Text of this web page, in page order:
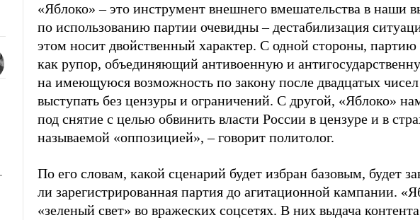
«Яблоко» – это инструмент внешнего вмешательства в наши
по использованию партии очевидны – дестабилизация
этом носит двойственный характер. С одной стороны, партию
как рупор, объединяющий антивоенную и
на имеющуюся возможность по закону после двадцатых
выступать без цензуры и ограничений. С другой, «Яблоко»
под снятие с целью обвинить власти России в цензуре и в
называемой «оппозицией», – говорит политолог.
По его словам, какой сценарий будет избран базовым, будет
ли зарегистрированная партия до агитационной кампании.
«зеленый свет» во вражеских соцсетях. В них выдача